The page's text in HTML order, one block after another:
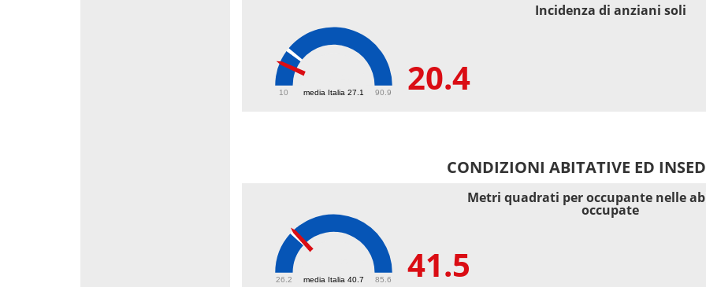
media Italia 27.1
10 90.9 20.4
Incidenza di anziani soli
CONDIZIONI ABITATIVE ED
media Italia 40.7
26.2 85.6 41.5
Metri quadrati per occupante nelle
occupate